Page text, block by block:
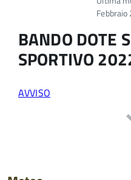
Febbraio
BANDO DOTE
SPORTIVO
AVVISO